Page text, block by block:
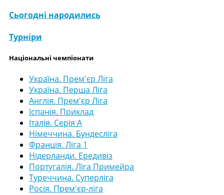
Сьогодні народились
Турніри
Національні чемпіонати
Україна. Прем'єр Ліга
Україна. Перша Ліга
Англія. Прем'єр Ліга
Іспанія. Приклад
Італія. Серія А
Німеччина. Бундесліга
Франція. Ліга 1
Нідерланди. Ередивіз
Португалія. Ліга Примейра
Туреччина. Суперліга
Росія. Прем'єр-ліга